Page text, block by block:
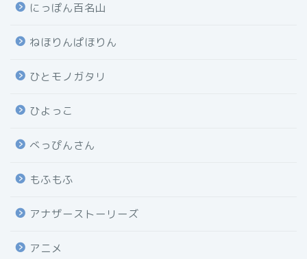
にっぽん百名山
ねほりんぱほりん
ひとモノガタリ
ひよっこ
べっぴんさん
もふもふ
アナザーストーリーズ
アニメ